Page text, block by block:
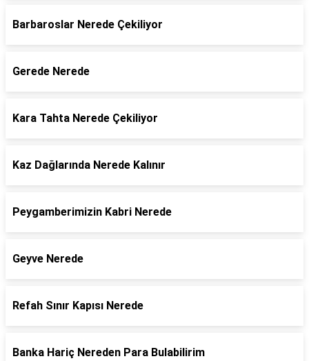
Barbaroslar Nerede Çekiliyor
Gerede Nerede
Kara Tahta Nerede Çekiliyor
Kaz Dağlarında Nerede Kalınır
Peygamberimizin Kabri Nerede
Geyve Nerede
Refah Sınır Kapısı Nerede
Banka Hariç Nereden Para Bulabilirim